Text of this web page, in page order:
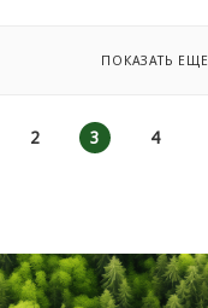
ПОКАЗАТЬ ЕЩЕ
2 3 4